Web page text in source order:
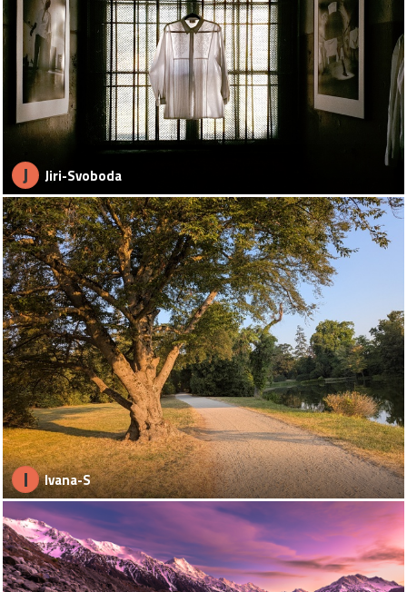
J Jiri-Svoboda
I Ivana-S